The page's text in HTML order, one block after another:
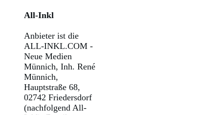
All-Inkl
Anbieter ist die
ALL-INKL.COM -
Neue Medien
Münnich, Inh. René
Münnich,
Hauptstraße 68,
02742 Friedersdorf
(nachfolgend All-